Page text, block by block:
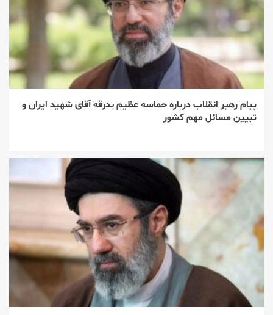
پیام رهبر انقلاب درباره حماسه عظیم بدرقه آقای شهید ایران و
تبیین مسائل مهم کشور